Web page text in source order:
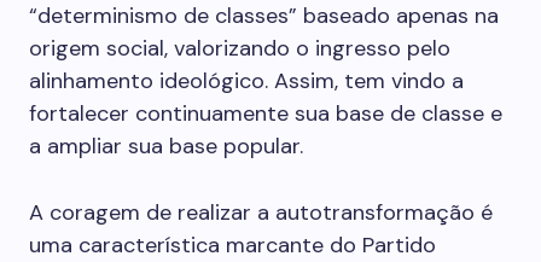
“determinismo de classes” baseado apenas na
origem social, valorizando o ingresso pelo
alinhamento ideológico. Assim, tem vindo a
fortalecer continuamente sua base de classe e
a ampliar sua base popular.
A coragem de realizar a autotransformação é
uma característica marcante do Partido